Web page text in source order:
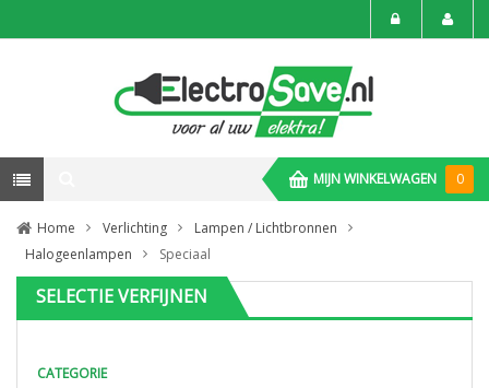
MIJN WINKELWAGEN 0
Home Verlichting
Lampen / Lichtbronnen
Halogeenlampen
Speciaal
SELECTIE VERFIJNEN
CATEGORIE